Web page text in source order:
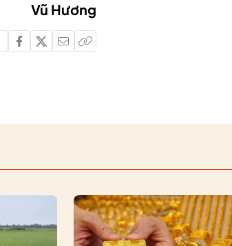
Vũ Hương